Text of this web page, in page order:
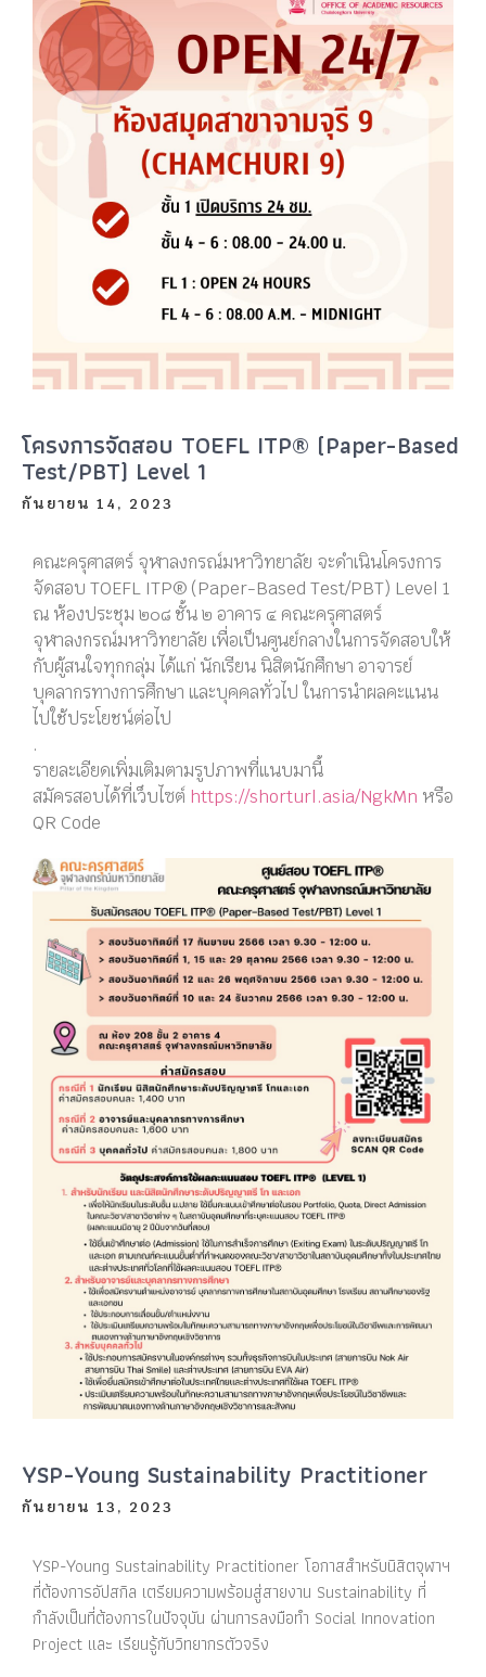
โครงการจัดสอบ TOEFL ITP® (Paper-Based
Test/PBT) Level 1
กันยายน 14, 2023
คณะครุศาสตร์ จุฬาลงกรณ์มหาวิทยาลัย จะดำเนินโครงการ
จัดสอบ TOEFL ITP® (Paper-Based Test/PBT) Level 1
ณ ห้องประชุม ๒๐๘ ชั้น ๒ อาคาร ๔ คณะครุศาสตร์
จุฬาลงกรณ์มหาวิทยาลัย เพื่อเป็นศูนย์กลางในการจัดสอบให้
กับผู้สนใจทุกกลุ่ม ได้แก่ นักเรียน นิสิตนักศึกษา อาจารย์
บุคลากรทางการศึกษา และบุคคลทั่วไป ในการนำผลคะแนน
ไปใช้ประโยชน์ต่อไป
.
รายละเอียดเพิ่มเติมตามรูปภาพที่แนบมานี้
สมัครสอบได้ที่เว็บไซต์ https://shorturl.asia/NgkMn หรือ
QR Code
YSP-Young Sustainability Practitioner
กันยายน 13, 2023
YSP-Young Sustainability Practitioner โอกาสสำหรับนิสิตจุฬาฯ
ที่ต้องการอัปสกิล เตรียมความพร้อมสู่สายงาน Sustainability ที่
กำลังเป็นที่ต้องการในปัจจุบัน ผ่านการลงมือทำ Social Innovation
Project และ เรียนรู้กับวิทยากรตัวจริง